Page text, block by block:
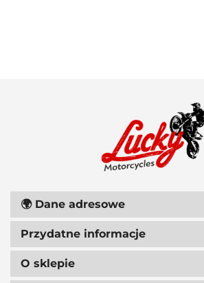
🌍 Dane adresowe
Przydatne informacje
O sklepie